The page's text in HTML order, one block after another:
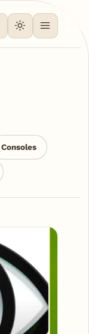
Consoles